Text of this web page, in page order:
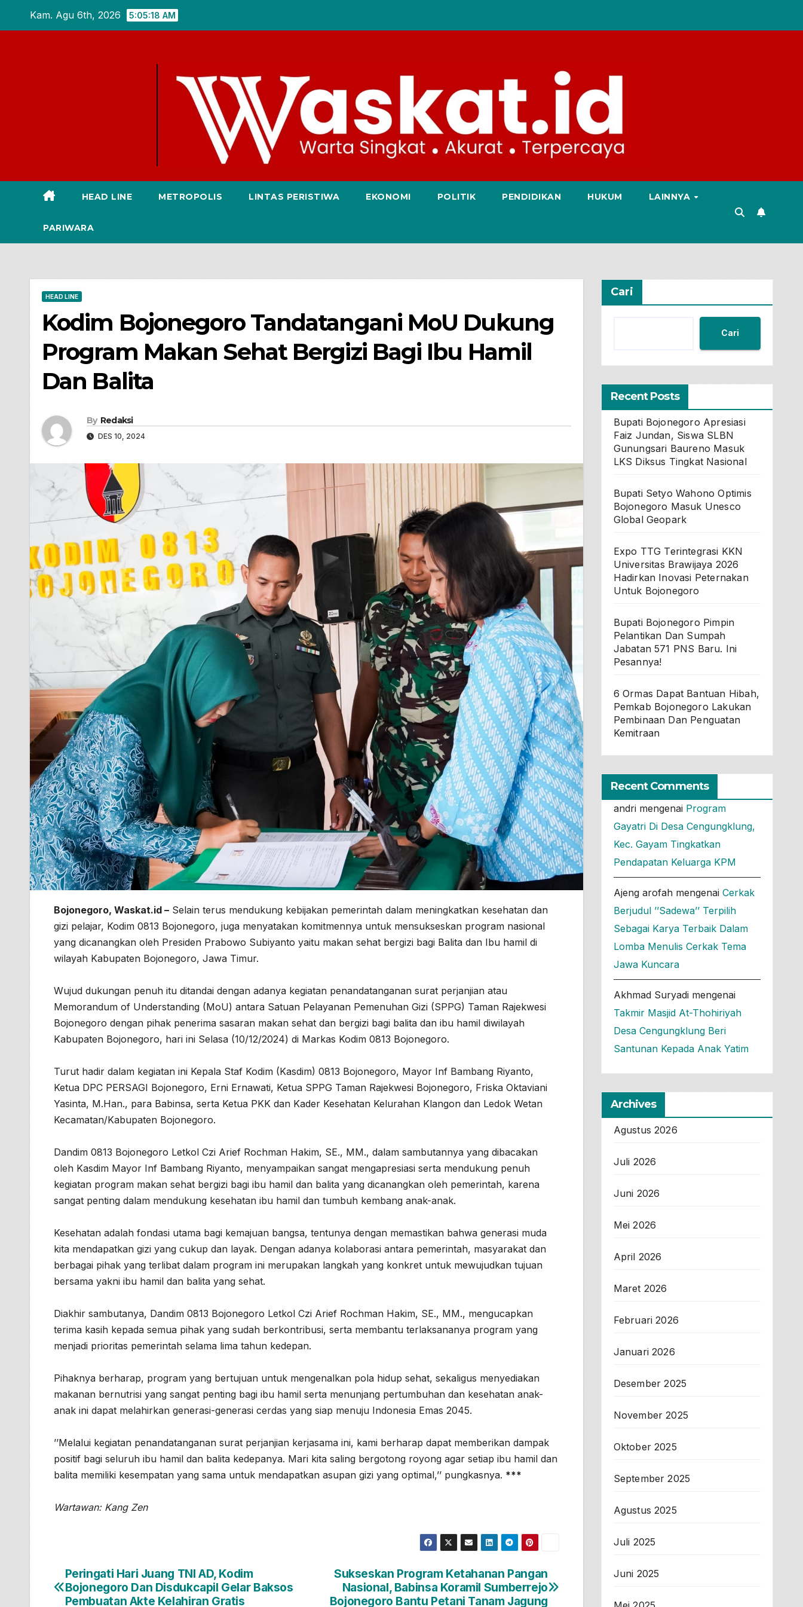
Kam. Agu 6th, 2026 5:05:19 AM
HEAD LINE METROPOLIS LINTAS PERISTIWA EKONOMI POLITIK PENDIDIKAN HUKUM LAINNYA
PARIWARA
HEAD LINE
Kodim Bojonegoro Tandatangani MoU Dukung
Program Makan Sehat Bergizi Bagi Ibu Hamil
Dan Balita
By Redaksi
DES 10, 2024
Bojonegoro, Waskat.id – Selain terus mendukung kebijakan pemerintah dalam meningkatkan kesehatan dan
gizi pelajar, Kodim 0813 Bojonegoro, juga menyatakan komitmennya untuk mensukseskan program nasional
yang dicanangkan oleh Presiden Prabowo Subiyanto yaitu makan sehat bergizi bagi Balita dan Ibu hamil di
wilayah Kabupaten Bojonegoro, Jawa Timur.
Wujud dukungan penuh itu ditandai dengan adanya kegiatan penandatanganan surat perjanjian atau
Memorandum of Understanding (MoU) antara Satuan Pelayanan Pemenuhan Gizi (SPPG) Taman Rajekwesi
Bojonegoro dengan pihak penerima sasaran makan sehat dan bergizi bagi balita dan ibu hamil diwilayah
Kabupaten Bojonegoro, hari ini Selasa (10/12/2024) di Markas Kodim 0813 Bojonegoro.
Turut hadir dalam kegiatan ini Kepala Staf Kodim (Kasdim) 0813 Bojonegoro, Mayor Inf Bambang Riyanto,
Ketua DPC PERSAGI Bojonegoro, Erni Ernawati, Ketua SPPG Taman Rajekwesi Bojonegoro, Friska Oktaviani
Yasinta, M.Han., para Babinsa, serta Ketua PKK dan Kader Kesehatan Kelurahan Klangon dan Ledok Wetan
Kecamatan/Kabupaten Bojonegoro.
Dandim 0813 Bojonegoro Letkol Czi Arief Rochman Hakim, SE., MM., dalam sambutannya yang dibacakan
oleh Kasdim Mayor Inf Bambang Riyanto, menyampaikan sangat mengapresiasi serta mendukung penuh
kegiatan program makan sehat bergizi bagi ibu hamil dan balita yang dicanangkan oleh pemerintah, karena
sangat penting dalam mendukung kesehatan ibu hamil dan tumbuh kembang anak-anak.
Kesehatan adalah fondasi utama bagi kemajuan bangsa, tentunya dengan memastikan bahwa generasi muda
kita mendapatkan gizi yang cukup dan layak. Dengan adanya kolaborasi antara pemerintah, masyarakat dan
berbagai pihak yang terlibat dalam program ini merupakan langkah yang konkret untuk mewujudkan tujuan
bersama yakni ibu hamil dan balita yang sehat.
Diakhir sambutanya, Dandim 0813 Bojonegoro Letkol Czi Arief Rochman Hakim, SE., MM., mengucapkan
terima kasih kepada semua pihak yang sudah berkontribusi, serta membantu terlaksananya program yang
menjadi prioritas pemerintah selama lima tahun kedepan.
Pihaknya berharap, program yang bertujuan untuk mengenalkan pola hidup sehat, sekaligus menyediakan
makanan bernutrisi yang sangat penting bagi ibu hamil serta menunjang pertumbuhan dan kesehatan anak-
anak ini dapat melahirkan generasi-generasi cerdas yang siap menuju Indonesia Emas 2045.
’’Melalui kegiatan penandatanganan surat perjanjian kerjasama ini, kami berharap dapat memberikan dampak
positif bagi seluruh ibu hamil dan balita kedepanya. Mari kita saling bergotong royong agar setiap ibu hamil dan
balita memiliki kesempatan yang sama untuk mendapatkan asupan gizi yang optimal,’’ pungkasnya. ***
Wartawan: Kang Zen
Navigasi
Sukseskan Program Ketahanan Pangan
Nasional, Babinsa Koramil Sumberrejo
Bojonegoro Bantu Petani Tanam Jagung
Peringati Hari Juang TNI AD, Kodim
Bojonegoro Dan Disdukcapil Gelar Baksos
Pembuatan Akte Kelahiran Gratis
Cari
Cari
Recent Posts
Bupati Bojonegoro Apresiasi
Faiz Jundan, Siswa SLBN
Gunungsari Baureno Masuk
LKS Diksus Tingkat Nasional
Bupati Setyo Wahono Optimis
Bojonegoro Masuk Unesco
Global Geopark
Expo TTG Terintegrasi KKN
Universitas Brawijaya 2026
Hadirkan Inovasi Peternakan
Untuk Bojonegoro
Bupati Bojonegoro Pimpin
Pelantikan Dan Sumpah
Jabatan 571 PNS Baru. Ini
Pesannya!
6 Ormas Dapat Bantuan Hibah,
Pemkab Bojonegoro Lakukan
Pembinaan Dan Penguatan
Kemitraan
Recent Comments
andrimengenai Program
Gayatri Di Desa Cengungklung,
Kec. Gayam Tingkatkan
Pendapatan Keluarga KPM
Ajeng arofahmengenai Cerkak
Berjudul ’’Sadewa’’ Terpilih
Sebagai Karya Terbaik Dalam
Lomba Menulis Cerkak Tema
Jawa Kuncara
Akhmad Suryadimengenai
Takmir Masjid At-Thohiriyah
Desa Cengungklung Beri
Santunan Kepada Anak Yatim
Archives
Agustus 2026
Juli 2026
Juni 2026
Mei 2026
April 2026
Maret 2026
Februari 2026
Januari 2026
Desember 2025
November 2025
Oktober 2025
September 2025
Agustus 2025
Juli 2025
Juni 2025